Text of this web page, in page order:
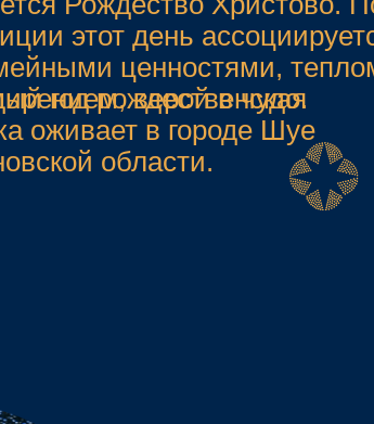
в городе Шуе
области.